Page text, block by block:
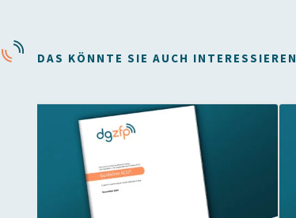
DAS KÖNNTE SIE AUCH INTERESSIEREN